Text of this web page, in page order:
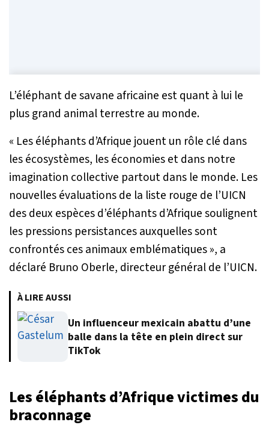
L’éléphant de savane africaine est quant à lui le
plus grand animal terrestre au monde.
« Les éléphants d’Afrique jouent un rôle clé dans
les écosystèmes, les économies et dans notre
imagination collective partout dans le monde. Les
nouvelles évaluations de la liste rouge de l’UICN
des deux espèces d’éléphants d’Afrique soulignent
les pressions persistances auxquelles sont
confrontés ces animaux emblématiques », a
déclaré Bruno Oberle, directeur général de l’UICN.
À LIRE AUSSI
Un influenceur mexicain abattu d’une
balle dans la tête en plein direct sur
TikTok
Les éléphants d’Afrique victimes du
braconnage